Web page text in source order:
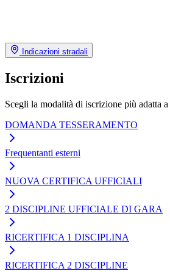
Indicazioni stradali
Iscrizioni
Scegli la modalità di iscrizione più adatta a
DOMANDA TESSERAMENTO
Frequentanti esterni
NUOVA CERTIFICA UFFICIALI
2 DISCIPLINE UFFICIALE DI GARA
RICERTIFICA 1 DISCIPLINA
RICERTIFICA 2 DISCIPLINE